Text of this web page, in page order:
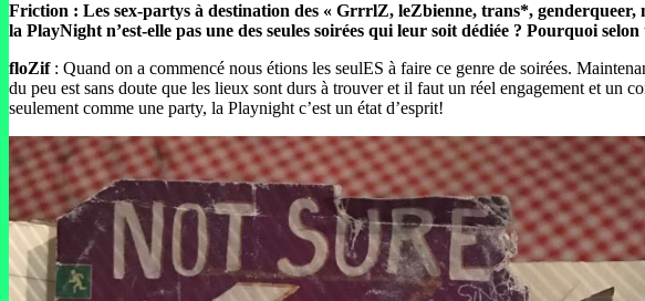
Friction : Les sex-partys à destination des « GrrrlZ, leZbienne, trans*,
la PlayNight n’est-elle pas une des seules soirées qui leur soit dédiée ? Pourquoi selon
floZif: Quand on a commencé nous étions les seulES à faire ce genre de soirées.
du peu est sans doute que les lieux sont durs à trouver et il faut un réel engagement et un
seulement comme une party, la Playnight c’est un état d’esprit!